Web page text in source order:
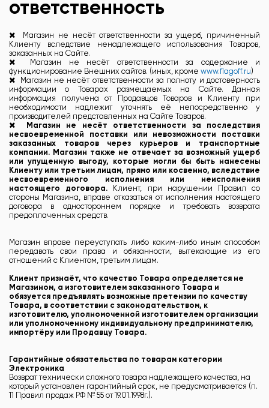
ответственность
Магазин не несёт ответственности за ущерб, причиненный
Клиенту вследствие ненадлежащего использования Товаров,
заказанных на Сайте.
Магазин не несёт ответственности за содержание и
функционирование Внешних сайтов. (иных, кроме www.flagoff.ru)
Магазин не несёт ответственности за полноту и достоверность
информации о Товарах размещаемых на Сайте. Данная
информация получена от Продавцов Товаров и Клиенту при
необходимости надлежит уточнять её непосредственно у
производителей представленных на Сайте Товаров.
Магазин не несёт ответственности за последствия
несвоевременной поставки или невозможности поставки
заказанных товаров через курьеров и транспортные
компании. Магазин также не отвечает за возможный ущерб
или упущенную выгоду, которые могли бы быть нанесены
Клиенту или третьим лицам, прямо или косвенно, вследствие
несвоевременного исполнения или неисполнения
настоящего договора. Клиент, при нарушении Правил со
стороны Магазина, вправе отказаться от исполнения настоящего
договора в одностороннем порядке и требовать возврата
предоплаченных средств.
Магазин вправе переуступать либо каким-либо иным способом
передавать свои права и обязанности, вытекающие из его
отношений с Клиентом, третьим лицам.
Клиент признаёт, что качество Товара определяется не
Магазином, а изготовителем заказанного Товара и
обязуется предъявлять возможные претензии по качеству
Товара, в соответствии с законодательством, к
изготовителю, уполномоченной изготовителем организации
или уполномоченному индивидуальному предпринимателю,
импортёру или Продавцу Товара.
Гарантийные обязательства по товарам категории
Электроника
Возврат технически сложного товара надлежащего качества, на
который установлен гарантийный срок, не предусматривается (п.
11 Правил продаж РФ № 55 от 19.01.1998г.).